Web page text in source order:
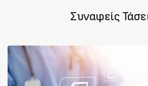
Συναφείς